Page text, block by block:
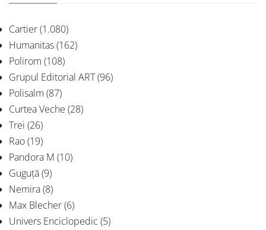
Cartier(1.080)
Humanitas(162)
Polirom (108)
Grupul Editorial ART(96)
Polisalm (87)
Curtea Veche (28)
Trei (26)
Rao(19)
Pandora M (10)
Guguță(9)
Nemira(8)
Max Blecher(6)
Univers Enciclopedic (5)